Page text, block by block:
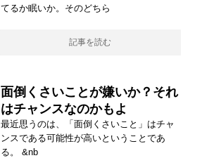
てるか眠いか。そのどちら
記事を読む
面倒くさいことが嫌いか？それ
はチャンスなのかもよ
最近思うのは、「面倒くさいこと」はチャ
ンスである可能性が高いということであ
る。 &nb